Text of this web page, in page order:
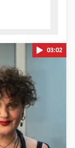
03:02